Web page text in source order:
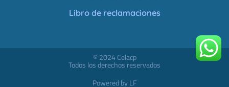
Libro de reclamaciones
© 2024 Celacp
Todos los derechos reservados
Powered by LF